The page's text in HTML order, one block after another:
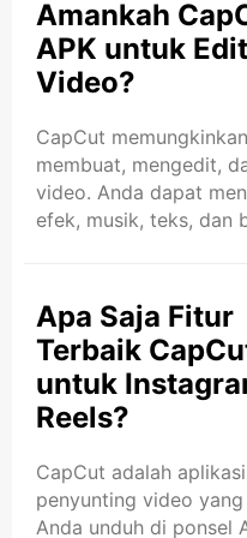
fitur terbaik dari
adalah penambahan
memungkinkan Anda
video Anda hanya
beberapa ketukan.
Musik di APK
musik di CapCut itu
memulai. Mari kita
..
Amankah
APK untuk Edit
Video?
CapCut
membuat, mengedit,
video. Anda dapat
efek, musik, teks, dan
media sosial, seperti
Instagram Reels. Versi
CapCut hanyalah file
yang dapat Anda
Google Play Store.
Anda berpikir untuk
CapCut APK, Anda
bertanya-tanya
Apa Saja Fitur
Terbaik
untuk
Reels?
CapCut adalah aplikasi
penyunting video
Anda unduh di ponsel